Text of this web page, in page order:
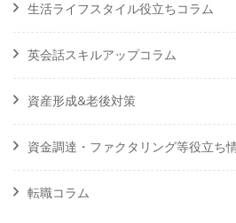
生活ライフスタイル役立ちコラム
英会話スキルアップコラム
資産形成&老後対策
資金調達・ファクタリング等役立ち
転職コラム